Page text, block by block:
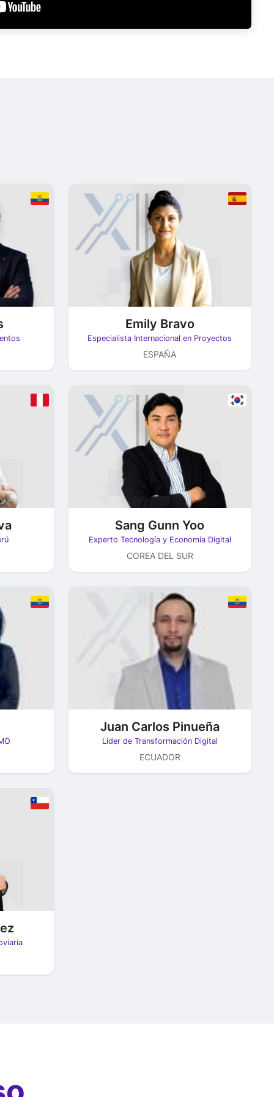
Emily Bravo
Especialista Internacional en Proyectos
ESPAÑA
Sang Gunn Yoo
Experto Tecnología y Economía Digital
COREA DEL SUR
Juan Carlos Pinueña
Líder de Transformación Digital
ECUADOR